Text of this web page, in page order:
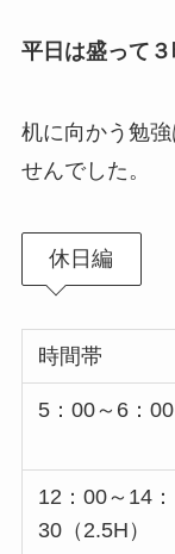
平日は盛って３
机に向かう勉
せんでした。
休日編
時間帯
5：00～6：00
12：00～14：
30（2.5H）